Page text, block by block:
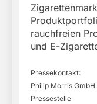
rauchfreien
und E-
Pressekontakt:
Philip Morris GmbH
Pressestelle